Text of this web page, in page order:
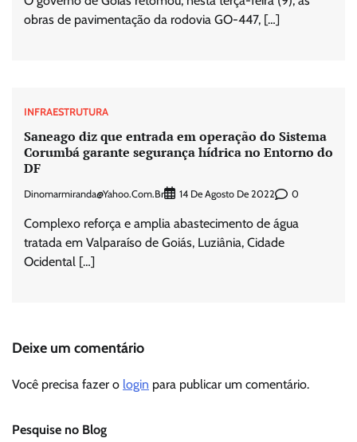
obras de pavimentação da rodovia GO-447, […]
INFRAESTRUTURA
Saneago diz que entrada em operação do Sistema
Corumbá garante segurança hídrica no Entorno do
DF
Dinomarmiranda@yahoo.com.br 14 De Agosto De 2022 0
Complexo reforça e amplia abastecimento de água
tratada em Valparaíso de Goiás, Luziânia, Cidade
Ocidental […]
Deixe um comentário
Você precisa fazer o login para publicar um comentário.
Pesquise no Blog